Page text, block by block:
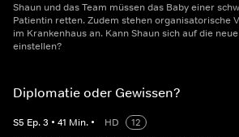
Shaun und das Team müssen das Baby einer
Patientin retten. Zudem stehen organisatorische
im Krankenhaus an. Kann Shaun sich auf die
einstellen?
Diplomatie oder Gewissen?
S5 Ep.3 • 41 Min. • HD
12